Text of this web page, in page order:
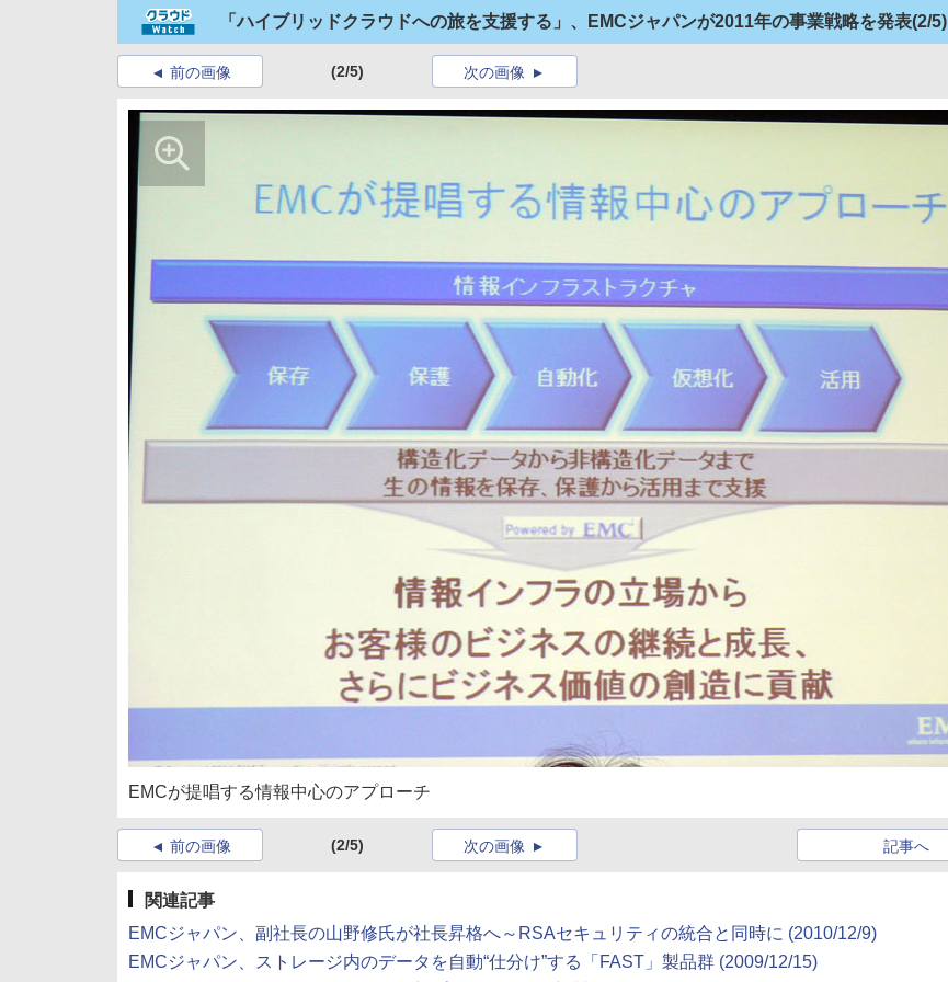
「ハイブリッドクラウドへの旅を支援する」、EMCジャパンが2011年の事業戦略を発表(2/5)
前の画像 (2/5) 次の画像
EMCが提唱する情報中心のアプローチ
前の画像 (2/5) 記事へ
次の画像
関連記事
EMCジャパン、副社長の山野修氏が社長昇格へ～RSAセキュリティの統合と同時に (2010/12/9)
EMCジャパン、ストレージ内のデータを自動“仕分け”する「FAST」製品群 (2009/12/15)